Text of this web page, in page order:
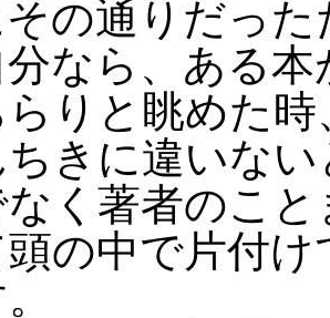
の通りだっ
分なら、ある
りと眺めた
きに違いな
く著者のこ
頭の中で片付